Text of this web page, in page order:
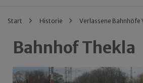
Start Historie Verlassene Bahnhöfe
Bahnhof Thekla